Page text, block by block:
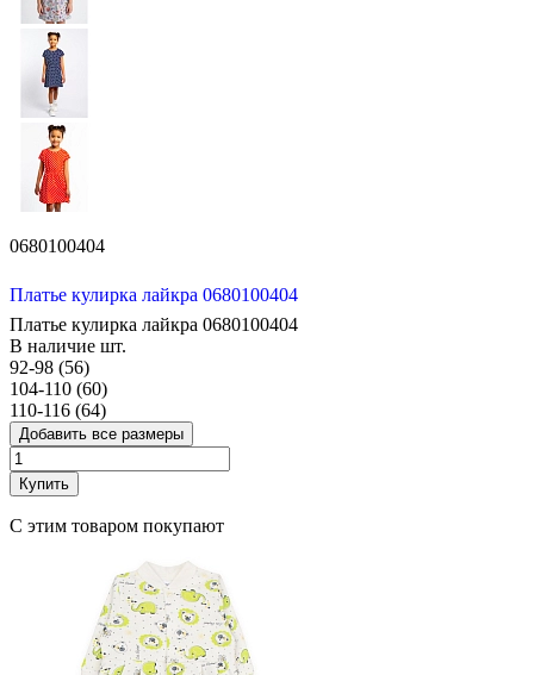
0680100404
Платье кулирка лайкра 0680100404
Платье кулирка лайкра 0680100404
В наличие шт.
92-98 (56)
104-110 (60)
110-116 (64)
Добавить все размеры
Купить
С этим товаром покупают